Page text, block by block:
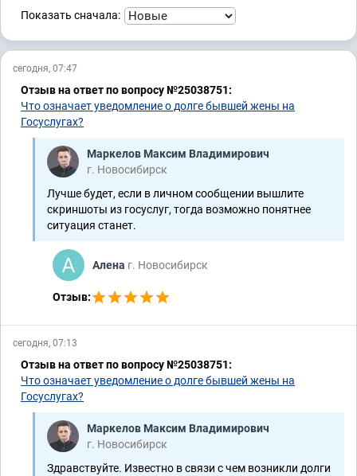
2-139/2024
Возмещение ущерба
2-183/2024
Арбитраж
А45-36699/2023
А45-20246/2024
А45-18573/2023
А45-9391/2023
А45-11413/2023
Раздел имущества
2-2476/2024
Строительство
А45-23130/2023
А45-28521/2023
Усыновление, опека, попечительство
2-7420/2023
Показать сначала:
сегодня, 07:47
Отзыв на ответ по вопросу №25038751:
Что означает уведомление о долге бывшей жены на
Госуслугах?
Маркелов Максим Владимирович
г. Новосибирск
Лучше будет, если в личном сообщении вышлите
скриншоты из госуслуг, тогда возможно понятнее
ситуация станет.
Алена г. Новосибирск
Отзыв:
сегодня, 07:13
Отзыв на ответ по вопросу №25038751:
Что означает уведомление о долге бывшей жены на
Госуслугах?
Маркелов Максим Владимирович
г. Новосибирск
Здравствуйте. Известно в связи с чем возникли долги